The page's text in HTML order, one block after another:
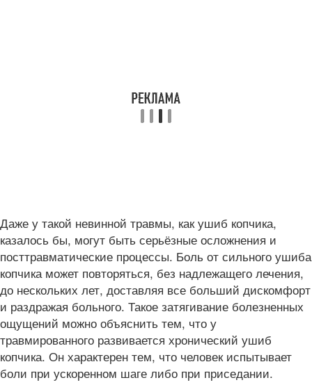
Даже у такой невинной травмы, как ушиб копчика,
казалось бы, могут быть серьёзные осложнения и
посттравматические процессы. Боль от сильного ушиба
копчика может повторяться, без надлежащего лечения,
до нескольких лет, доставляя все больший дискомфорт
и раздражая больного. Такое затягивание болезненных
ощущений можно объяснить тем, что у
травмированного развивается хронический ушиб
копчика. Он характерен тем, что человек испытывает
боли при ускоренном шаге либо при приседании.